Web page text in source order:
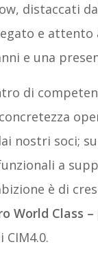
distaccati
e attento
e una
di
nostri soci;
a
è di
World Class
CIM4.0.